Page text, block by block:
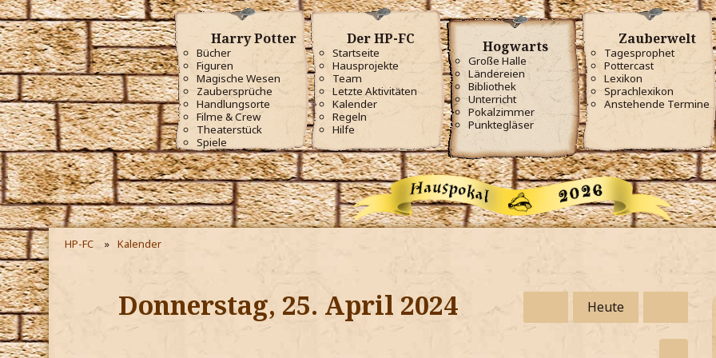
Harry Potter
Bücher
Figuren
Magische Wesen
Zaubersprüche
Handlungsorte
Filme & Crew
Theaterstück
Spiele
Der HP-FC
Startseite
Hausprojekte
Team
Letzte Aktivitäten
Kalender
Regeln
Hilfe
Hogwarts
Große Halle
Ländereien
Bibliothek
Unterricht
Pokalzimmer
Punktegläser
Zauberwelt
Tagesprophet
Pottercast
Lexikon
Sprachlexikon
Anstehende Termine
HP-FC Kalender
Donnerstag, 25. April 2024 Heute